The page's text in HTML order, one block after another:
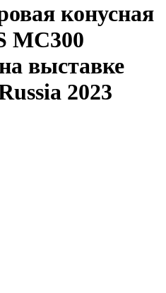
конусная
MC300
выставке
2023